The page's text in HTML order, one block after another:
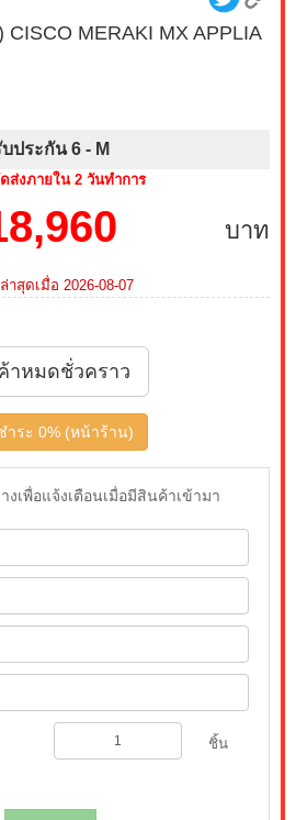
CISCO MERAKI MX APPLIA
บประกัน 6 - M
ส่งภายใน 2 วันทำการ
บาท
าสุดเมื่อ 2026-08-07
าหมดชั่วคราว
ำระ 0% (หน้าร้าน)
งเพื่อแจ้งเตือนเมื่อมีสินค้าเข้ามา
ชิ้น